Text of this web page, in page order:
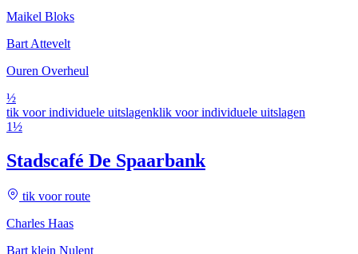
Maikel Bloks
Bart Attevelt
Ouren Overheul
½
tik voor individuele uitslagenklik voor individuele uitslagen
1½
Stadscafé De Spaarbank
tik voor route
Charles Haas
Bart klein Nulent